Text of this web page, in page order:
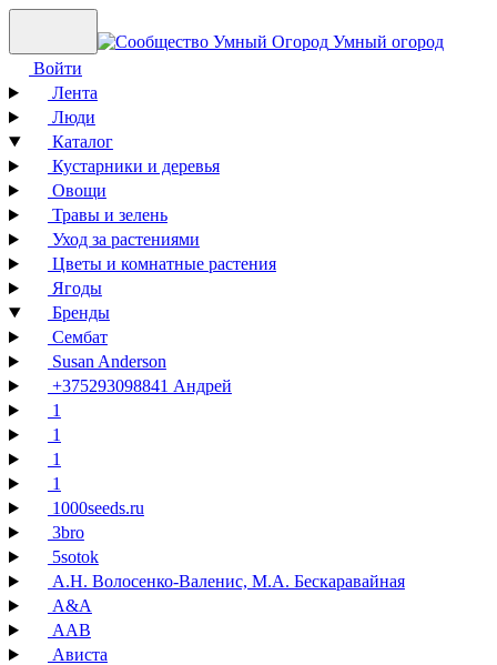
Умный огород
Войти
Лента
Люди
Каталог
Кустарники и деревья
Овощи
Травы и зелень
Уход за растениями
Цветы и комнатные растения
Ягоды
Бренды
Сембат
Susan Anderson
+375293098841 Андрей
1
1
1
1
1000seeds.ru
3bro
5sotok
А.Н. Волосенко-Валенис, М.А. Бескаравайная
А&А
ААВ
Ависта